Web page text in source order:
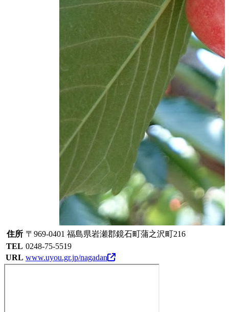
住所 〒969-0401 福島県岩瀬郡鏡石町蒲之沢町216
TEL 0248-75-5519
URL www.uyou.gr.jp/nagadan